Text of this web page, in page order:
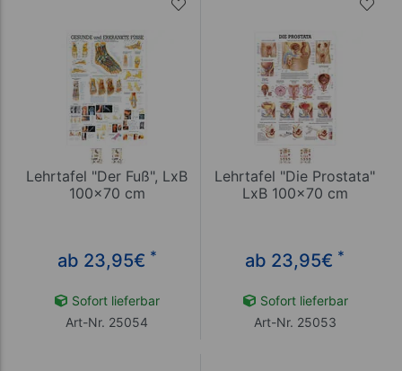
Lehrtafel "Der Fuß", LxB
100x70 cm
ab 23,95€ *
Sofort lieferbar
Art-Nr. 25054
Lehrtafel "Die Prostata"
LxB 100x70 cm
ab 23,95€ *
Sofort lieferbar
Art-Nr. 25053